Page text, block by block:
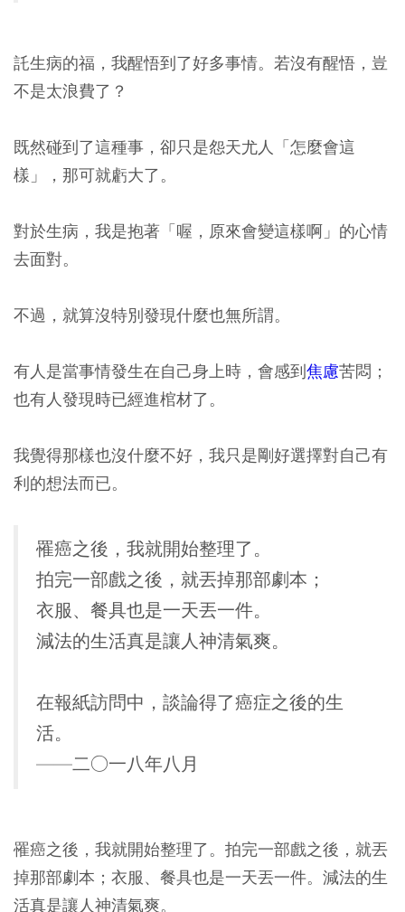
託生病的福，我醒悟到了好多事情。若沒有醒悟，豈
不是太浪費了？
既然碰到了這種事，卻只是怨天尤人「怎麼會這
樣」，那可就虧大了。
對於生病，我是抱著「喔，原來會變這樣啊」的心情
去面對。
不過，就算沒特別發現什麼也無所謂。
有人是當事情發生在自己身上時，會感到焦慮苦悶；
也有人發現時已經進棺材了。
我覺得那樣也沒什麼不好，我只是剛好選擇對自己有
利的想法而已。
罹癌之後，我就開始整理了。
拍完一部戲之後，就丟掉那部劇本；
衣服、餐具也是一天丟一件。
減法的生活真是讓人神清氣爽。
在報紙訪問中，談論得了癌症之後的生
活。
——二○一八年八月
罹癌之後，我就開始整理了。拍完一部戲之後，就丟
掉那部劇本；衣服、餐具也是一天丟一件。減法的生
活真是讓人神清氣爽。